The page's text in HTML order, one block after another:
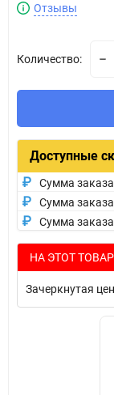
Отзывы
Количество:
Доступные
Сумма заказа
Сумма заказа
Сумма
НА ЭТОТ
Зачеркнутая